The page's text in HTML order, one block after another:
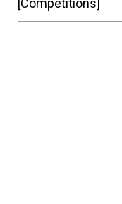
Compétitions